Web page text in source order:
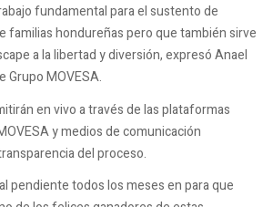
fundamental para el sustento de
familias hondureñas pero que también sirve
a la libertad y diversión, expresó Anael
Grupo MOVESA.
en vivo a través de las plataformas
y medios de comunicación
del proceso.
pendiente todos los meses en para que